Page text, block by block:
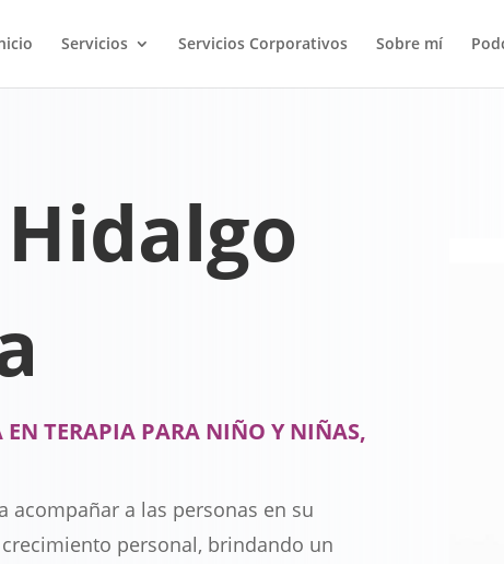
Servicios Servicios Corporativos Sobre mí
EN TERAPIA PARA NIÑO Y NIÑAS,
acompañar a las personas en su
personal, brindando un